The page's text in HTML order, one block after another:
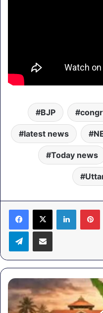
BJP
latest news
Today news
LinkedIn
TelegramShare via Email